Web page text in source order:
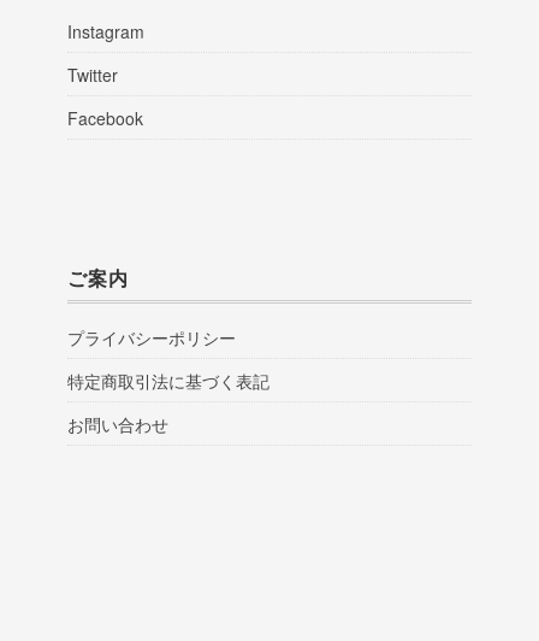
Instagram
Twitter
Facebook
ご案内
プライバシーポリシー
特定商取引法に基づく表記
お問い合わせ